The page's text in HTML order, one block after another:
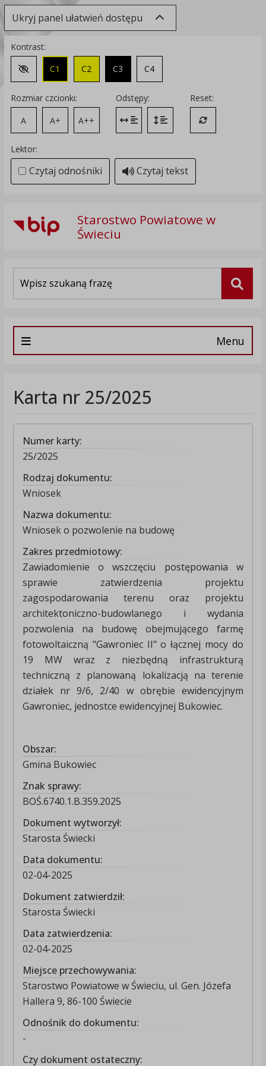
Ukryj panel ułatwień dostępu
Kontrast:
Zmień kontrast na domyślny
C1 C2 C3 C4
Rozmiar czcionki:
A
A+ A++
Odstępy:
Zmień odstęp między literami
Zmień interlinię i margines
Reset:
Przywróć
Lektor:
Czytaj odnośniki Czytaj tekst
Starostwo Powiatowe w
Świeciu
Menu
Karta nr 25/2025
Numer karty:
25/2025
Rodzaj dokumentu:
Wniosek
Nazwa dokumentu:
Wniosek o pozwolenie na budowę
Zakres przedmiotowy:
Zawiadomienie o wszczęciu postępowania w
sprawie zatwierdzenia projektu
zagospodarowania terenu oraz projektu
architektoniczno-budowlanego i wydania
pozwolenia na budowę obejmującego farmę
fotowoltaiczną "Gawroniec II" o łącznej mocy do
19 MW wraz z niezbędną infrastrukturą
techniczną z planowaną lokalizacją na terenie
działek nr 9/6, 2/40 w obrębie ewidencyjnym
Gawroniec, jednostce ewidencyjnej Bukowiec.
Obszar:
Gmina Bukowiec
Znak sprawy:
BOŚ.6740.1.B.359.2025
Dokument wytworzył:
Starosta Świecki
Data dokumentu:
02-04-2025
Dokument zatwierdził:
Starosta Świecki
Data zatwierdzenia:
02-04-2025
Miejsce przechowywania:
Starostwo Powiatowe w Świeciu, ul. Gen. Józefa
Hallera 9, 86-100 Świecie
Odnośnik do dokumentu:
-
Czy dokument ostateczny: